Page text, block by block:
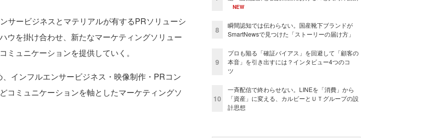
サービジネスとマテリアルが有するPRソリューシ
ウを掛け合わせ、新たなマーケティングソリュー
ミュニケーションを提供していく。
インフルエンサービジネス・映像制作・PRコン
コミュニケーションを軸としたマーケティングソ
NEW
8
瞬間認知では伝わらない。国産靴下ブランドが
SmartNewsで見つけた「ストーリーの届け方」
9
プロも陥る「確証バイアス」を回避して「顧客の
本音」を引き出すには？インタビュー4つのコ
ツ
10
一斉配信で終わらせない。LINEを「消費」から
「資産」に変える、カルビーとＵＴグループの設
計思想